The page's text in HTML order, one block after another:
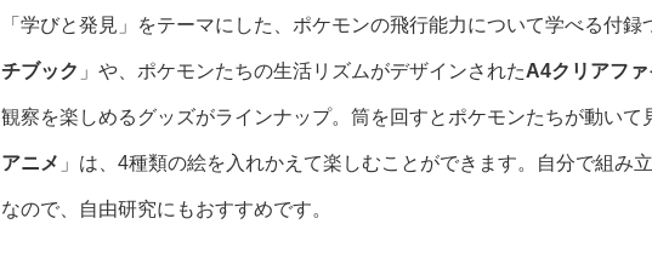
「学びと発見」をテーマにした、ポケモンの飛行能力について学べる付録
チブック 」や、ポケモンたちの生活リズムがデザインされたA4クリアファ
観察を楽しめるグッズがラインナップ。筒を回すとポケモンたちが動いて
アニメ 」は、4種類の絵を入れかえて楽しむことができます。自分で組み
なので、自由研究にもおすすめです。